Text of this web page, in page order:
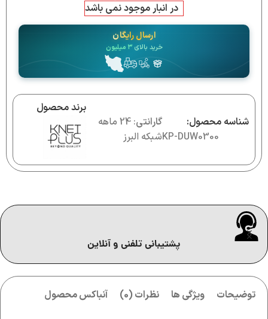
در انبار موجود نمی باشد
ارسال رایگان
خرید بالای ۳ میلیون
شناسه محصول:
KP-DUW0300
گارانتی
: 24 ماهه
شبکه البرز
برند محصول
پشتیبانی تلفنی و آنلاین
توضیحات ویژگی ها نظرات (0) آنباکس محصول